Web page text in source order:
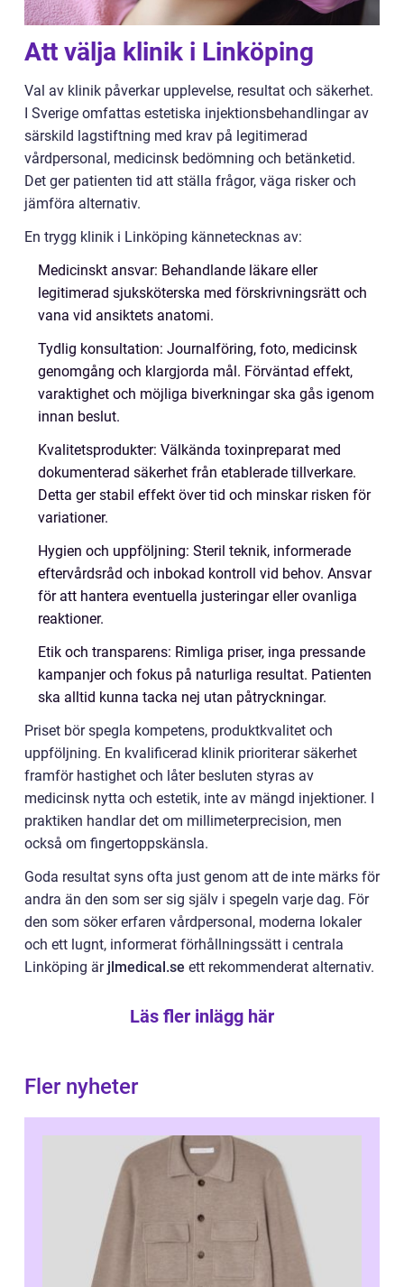
Att välja klinik i Linköping
Val av klinik påverkar upplevelse, resultat och säkerhet.
I Sverige omfattas estetiska injektionsbehandlingar av
särskild lagstiftning med krav på legitimerad
vårdpersonal, medicinsk bedömning och betänketid.
Det ger patienten tid att ställa frågor, väga risker och
jämföra alternativ.
En trygg klinik i Linköping kännetecknas av:
Medicinskt ansvar: Behandlande läkare eller
legitimerad sjuksköterska med förskrivningsrätt och
vana vid ansiktets anatomi.
Tydlig konsultation: Journalföring, foto, medicinsk
genomgång och klargjorda mål. Förväntad effekt,
varaktighet och möjliga biverkningar ska gås igenom
innan beslut.
Kvalitetsprodukter: Välkända toxinpreparat med
dokumenterad säkerhet från etablerade tillverkare.
Detta ger stabil effekt över tid och minskar risken för
variationer.
Hygien och uppföljning: Steril teknik, informerade
eftervårdsråd och inbokad kontroll vid behov. Ansvar
för att hantera eventuella justeringar eller ovanliga
reaktioner.
Etik och transparens: Rimliga priser, inga pressande
kampanjer och fokus på naturliga resultat. Patienten
ska alltid kunna tacka nej utan påtryckningar.
Priset bör spegla kompetens, produktkvalitet och
uppföljning. En kvalificerad klinik prioriterar säkerhet
framför hastighet och låter besluten styras av
medicinsk nytta och estetik, inte av mängd injektioner. I
praktiken handlar det om millimeterprecision, men
också om fingertoppskänsla.
Goda resultat syns ofta just genom att de inte märks för
andra än den som ser sig själv i spegeln varje dag. För
den som söker erfaren vårdpersonal, moderna lokaler
och ett lugnt, informerat förhållningssätt i centrala
Linköping är jlmedical.se ett rekommenderat alternativ.
Läs fler inlägg här
Fler nyheter